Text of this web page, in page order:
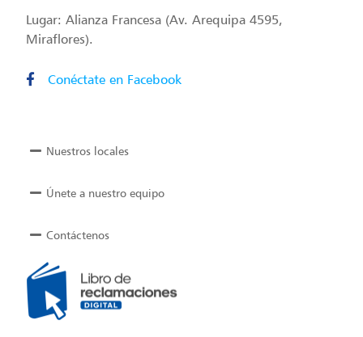
Lugar: Alianza Francesa (Av. Arequipa 4595,
Miraflores).
Conéctate en Facebook
Nuestros locales
Únete a nuestro equipo
Contáctenos